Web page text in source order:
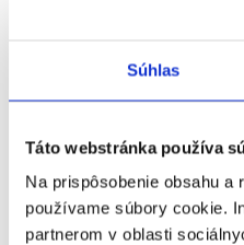
Súhlas
Táto webstránka používa
Na prispôsobenie obsahu
používame súbory cookie.
partnerom v oblasti